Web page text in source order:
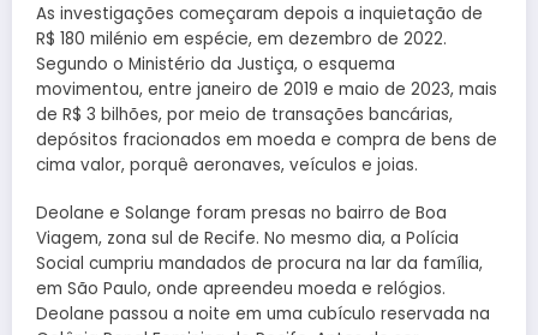
As investigações começaram depois a inquietação de
R$ 180 milénio em espécie, em dezembro de 2022.
Segundo o Ministério da Justiça, o esquema
movimentou, entre janeiro de 2019 e maio de 2023, mais
de R$ 3 bilhões, por meio de transações bancárias,
depósitos fracionados em moeda e compra de bens de
cima valor, porquê aeronaves, veículos e joias.
Deolane e Solange foram presas no bairro de Boa
Viagem, zona sul de Recife. No mesmo dia, a Polícia
Social cumpriu mandados de procura na lar da família,
em São Paulo, onde apreendeu moeda e relógios.
Deolane passou a noite em uma cubículo reservada na